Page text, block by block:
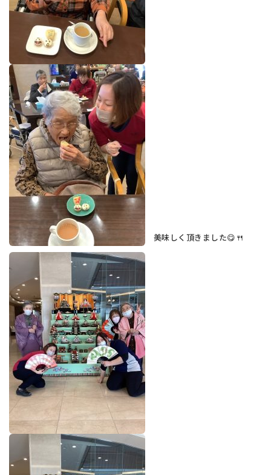
美味しく頂きました😋🍴